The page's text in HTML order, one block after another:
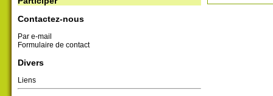
Contactez-nous
Par e-mail
Formulaire de contact
Divers
Liens